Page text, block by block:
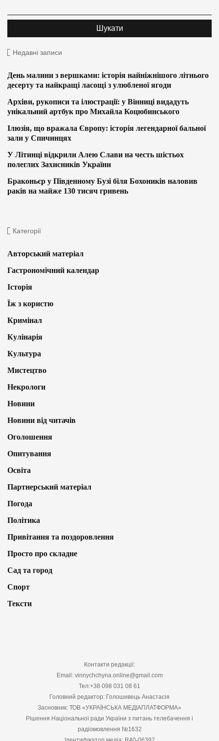
Недавні записи
День малини з вершками: історія найніжнішого літнього
десерту та найкращі ласощі з улюбленої ягоди
Архіви, рукописи та ілюстрації: у Вінниці видадуть
унікальний артбук про Михайла Коцюбинського
Ілюзія, що вражала Європу: історія легендарної бальної
зали у Спичинцях
У Літинці відкрили Алею Слави на честь шістьох
полеглих Захисників України
Браконьєр у Південному Бузі біля Бохоників наловив
раків на майже 130 тисяч гривень
Категорії
Авторський матеріал
Гастрономічний календар
Історія
Їж з користю
Кримінал
Кулінарія
Культура
Мистецтво
Некрологи
Новини
Новини від читачів
Оголошення
Опитування
Освіта
Партнерський матеріал
Погода
Політика
Привітання та поздоровлення
Просто про складне
Сад та город
Спорт
Тексти
Контакти редакції:
Email: vinnychchyna.online@gmail.com
Тел:+38 098 031 08 61
Головний редактор: Голошивець Анастасія
Засновник: ТОВ «УКРАЇНСЬКА МЕДІАПЛАТФОРМА»
Рішення Національної ради України з питань телебачення і
радіомовлення №1632